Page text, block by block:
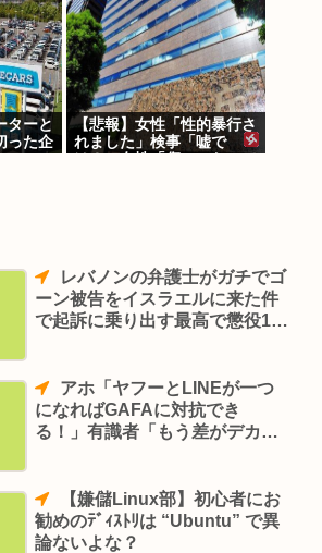
ターと
った企
【悲報】女性「性的暴行さ
れました」検事「嘘で
は？」女性「傷ついたので
ーン被告をイスラエルに来た件
で起訴に乗り出す最高で懲役15
になればGAFAに対抗でき
る！」有識者「もう差がデカす
勧めのﾃﾞｨｽﾄﾘは “Ubuntu” で異
論ないよな？